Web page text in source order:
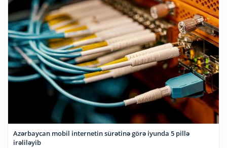
Azərbaycan mobil internetin sürətinə görə iyunda 5 pillə
irəliləyib